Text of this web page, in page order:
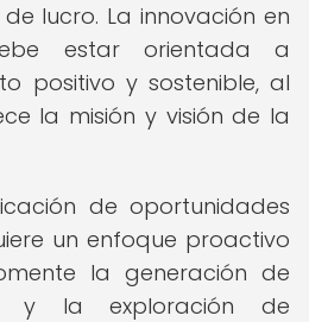
lucro. La innovación en
estar orientada a
positivo y sostenible, al
la misión y visión de la
de oportunidades
un enfoque proactivo
la generación de
y la exploración de